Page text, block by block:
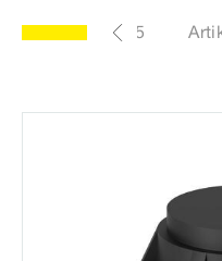
Modell 2292.5